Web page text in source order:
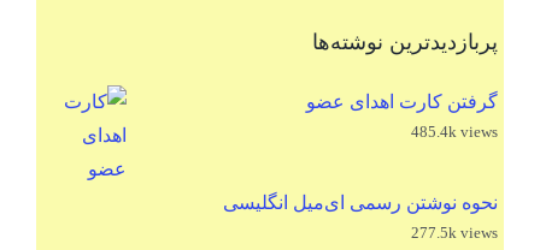
پربازدیدترین نوشته‌ها
گرفتن کارت اهدای عضو
485.4k views
نحوه نوشتن رسمی ای‌میل انگلیسی
277.5k views